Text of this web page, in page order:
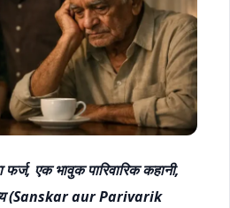
एक भावुक पारिवारिक कहानी,
(Sanskar aur Parivarik